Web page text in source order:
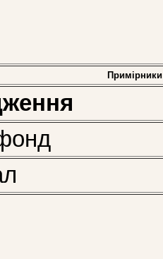
Примірники